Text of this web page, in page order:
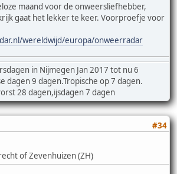
maand voor de onweersliefhebber,
gaat het lekker te keer. Voorproefje voor
wereldwijd/europa/onweerradar
in Nijmegen Jan 2017 tot nu 6
dagen 9 dagen.Tropische op 7 dagen.
28 dagen,ijsdagen 7 dagen
#34
of Zevenhuizen (ZH)